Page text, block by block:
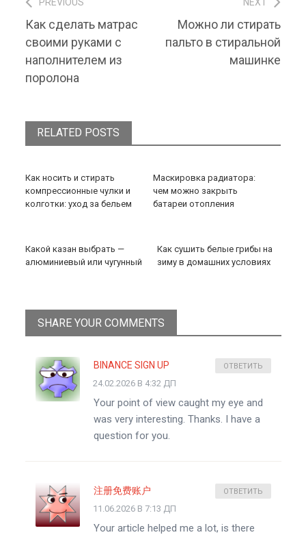
Навигация по записям
Previous post:
Как сделать матрас
своими руками с
наполнителем из
поролона
Next post:
Можно ли стирать
пальто в стиральной
машинке
RELATED POSTS
Как носить и стирать
компрессионные чулки и
колготки: уход за бельем
Маскировка радиатора:
чем можно закрыть
батареи отопления
Какой казан выбрать —
алюминиевый или чугунный
Как сушить белые грибы на
зиму в домашних условиях
SHARE YOUR COMMENTS
BINANCE SIGN UP
24.02.2026 В 4:32 ДП
Your point of view caught my eye and
was very interesting. Thanks. I have a
question for you.
ОТВЕТИТЬ
注册免费账户
11.06.2026 В 7:13 ДП
Your article helped me a lot, is there
ОТВЕТИТЬ